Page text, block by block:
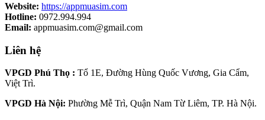
Website: https://appmuasim.com
Hotline: 0972.994.994
Email: appmuasim.com@gmail.com
Liên hệ
VPGD Phú Thọ : Tổ 1E, Đường Hùng Quốc Vương, Gia Cẩm,
Việt Trì.
VPGD Hà Nội: Phường Mễ Trì, Quận Nam Từ Liêm, TP. Hà Nội.